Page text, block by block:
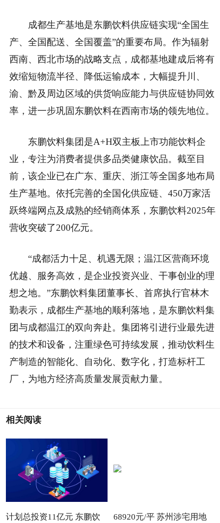
成都生产基地是东鹏饮料供应链实现“全国生
产、全国配送、全国覆盖”的重要布局。作为辐射
西南、西北市场的战略支点，成都基地建成后将有
效缩短物流半径、降低运输成本，大幅提升川、
渝、黔及周边区域的供货响应能力与供应链协同效
率，进一步巩固东鹏饮料在西南市场的领先地位。
东鹏饮料集团是A+H双主板上市功能饮料企
业，专注为消费者提供多品类健康饮品。截至目
前，该企业已在广东、重庆、浙江等全国多地布局
生产基地。依托完善的全国化供应链、450万家活
跃终端网点及成熟的经销商体系，东鹏饮料2025年
营收突破了200亿元。
“成都活力十足、机遇无限；温江区营商环境
优越、服务高效，是企业投资兴业、干事创业的理
想之地。”东鹏饮料集团董事长、首席执行官林木
勤表示，成都生产基地的顺利落地，是东鹏饮料集
团与成都温江的双向奔赴。集团将引进行业最先进
的技术和设备，注重绿色可持续发展，推动饮料生
产制造的智能化、自动化、数字化，打造标杆工
厂，为地方经济高质量发展贡献力量。
相关阅读
计划总投资11亿元 东鹏饮
68920元/平 苏州涉宅用地